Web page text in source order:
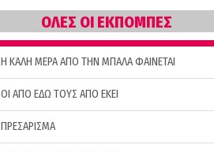
ΟΛΕΣ ΟΙ ΕΚΠΟΜΠΕΣ
H ΚΑΛΗ ΜΕΡΑ ΑΠΟ ΤΗΝ ΜΠΑΛΑ ΦΑΙΝΕΤΑΙ
ΟΙ ΑΠΟ ΕΔΩ ΤΟΥΣ ΑΠΟ ΕΚΕΙ
ΠΡΕΣΑΡΙΣΜΑ